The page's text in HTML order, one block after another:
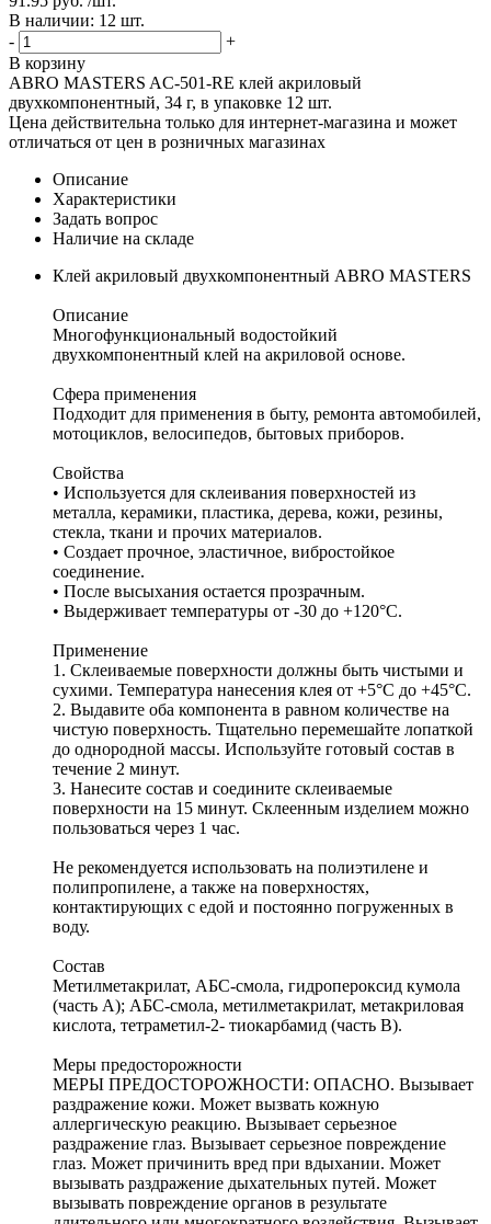
В наличии: 12 шт.
-
+
В корзину
ABRO MASTERS AC-501-RE клей акриловый
двухкомпонентный, 34 г, в упаковке 12 шт.
Цена действительна только для интернет-магазина и может
отличаться от цен в розничных магазинах
Описание
Характеристики
Задать вопрос
Наличие на складе
Клей акриловый двухкомпонентный ABRO MASTERS
Описание
Многофункциональный водостойкий
двухкомпонентный клей на акриловой основе.
Сфера применения
Подходит для применения в быту, ремонта автомобилей,
мотоциклов, велосипедов, бытовых приборов.
Свойства
• Используется для склеивания поверхностей из
металла, керамики, пластика, дерева, кожи, резины,
стекла, ткани и прочих материалов.
• Создает прочное, эластичное, вибростойкое
соединение.
• После высыхания остается прозрачным.
• Выдерживает температуры от -30 до +120°C.
Применение
1. Склеиваемые поверхности должны быть чистыми и
сухими. Температура нанесения клея от +5°С до +45°С.
2. Выдавите оба компонента в равном количестве на
чистую поверхность. Тщательно перемешайте лопаткой
до однородной массы. Используйте готовый состав в
течение 2 минут.
3. Нанесите состав и соедините склеиваемые
поверхности на 15 минут. Склеенным изделием можно
пользоваться через 1 час.
Не рекомендуется использовать на полиэтилене и
полипропилене, а также на поверхностях,
контактирующих с едой и постоянно погруженных в
воду.
Состав
Метилметакрилат, АБС-смола, гидропероксид кумола
(часть А); АБС-смола, метилметакрилат, метакриловая
кислота, тетраметил-2- тиокарбамид (часть В).
Меры предосторожности
МЕРЫ ПРЕДОСТОРОЖНОСТИ: ОПАСНО. Вызывает
раздражение кожи. Может вызвать кожную
аллергическую реакцию. Вызывает серьезное
раздражение глаз. Вызывает серьезное повреждение
глаз. Может причинить вред при вдыхании. Может
вызывать раздражение дыхательных путей. Может
вызывать повреждение органов в результате